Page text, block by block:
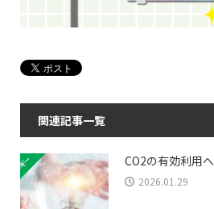
関連記事一覧
CO2の有効利用へ
2026.01.29